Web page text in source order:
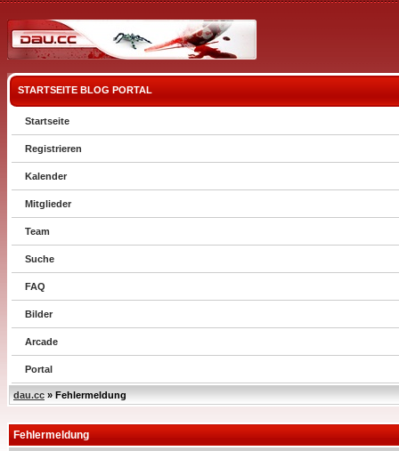
STARTSEITE BLOG PORTAL
Startseite
Registrieren
Kalender
Mitglieder
Team
Suche
FAQ
Bilder
Arcade
Portal
dau.cc » Fehlermeldung
Fehlermeldung